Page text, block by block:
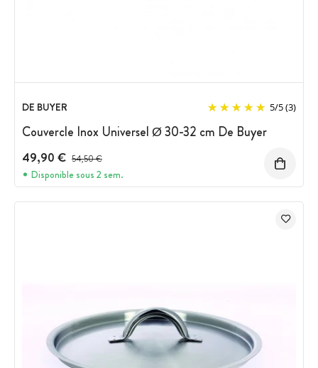
DE BUYER 5/5(3)
Couvercle Inox Universel Ø 30-32 cm De Buyer
49,90 € Prix avant réduction :
54,50 €
Disponible sous 2 sem.